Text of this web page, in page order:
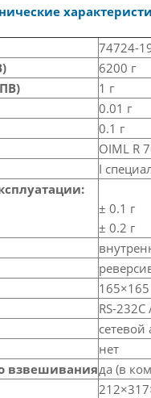
74724-
6200 г
1 г
0.01 г
0.1 г
OIML R
I
± 0.1 г
± 0.2 г
RS-232C
нет
взвешиванияда (в